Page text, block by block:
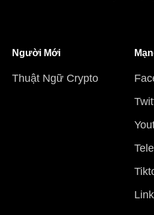
Người Mới
Thuật Ngữ Crypto